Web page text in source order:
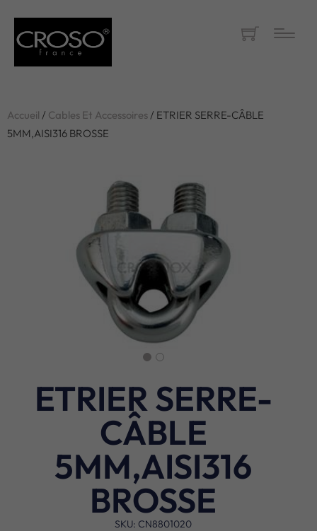
Accueil / Cables Et Accessoires/ ETRIER SERRE-CÂBLE
5MM,AISI316 BROSSE
ETRIER SERRE-
CÂBLE
5MM,AISI316
BROSSE
SKU: CN8801020